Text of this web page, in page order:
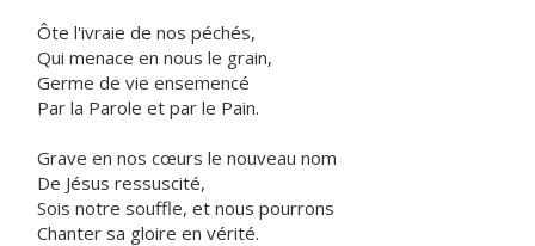
Ôte l'ivraie de nos péchés,
Qui menace en nous le grain,
Germe de vie ensemencé
Par la Parole et par le Pain.
Grave en nos cœurs le nouveau nom
De Jésus ressuscité,
Sois notre souffle, et nous pourrons
Chanter sa gloire en vérité.